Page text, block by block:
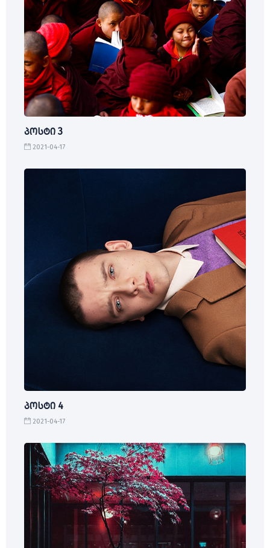
პოსტი 3
2021-04-17
პოსტი 4
2021-04-17